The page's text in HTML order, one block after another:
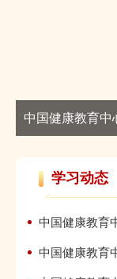
中国健康教育中
学习动态